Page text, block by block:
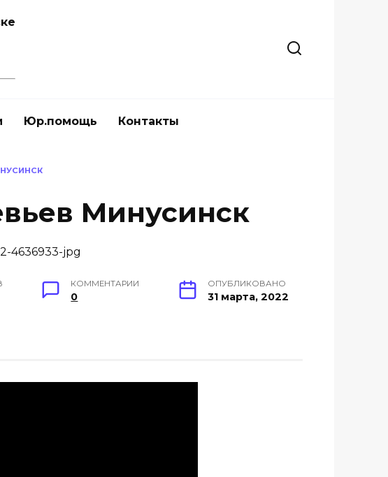
Юр.помощь Контакты
Минусинск
КОММЕНТАРИИ
0
ОПУБЛИКОВАНО
31 марта, 2022